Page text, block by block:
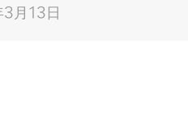
月13日